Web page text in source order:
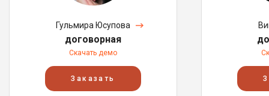
Гульмира Юсупова
договорная
Скачать демо
Заказать